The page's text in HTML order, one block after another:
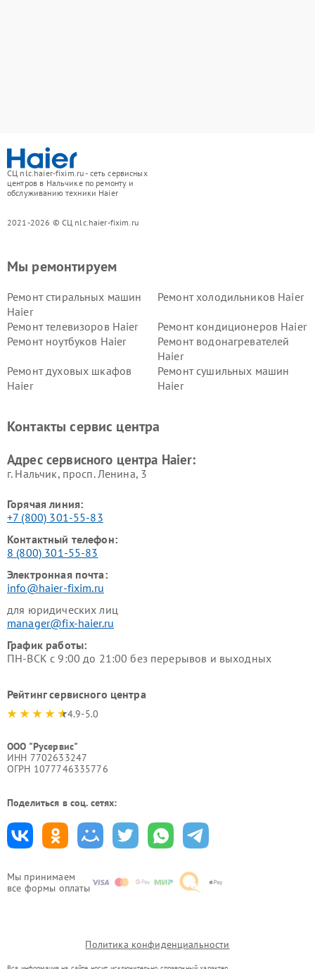
СЦ nlc.haier-fixim.ru - сеть сервисных
центров в Нальчике по ремонту и
обслуживанию техники Haier
2021-2026 © СЦ nlc.haier-fixim.ru
Мы принимаем
все формы оплаты
Мы ремонтируем
Ремонт стиральных машин
Haier
Ремонт холодильников Haier
Ремонт телевизоров Haier
Ремонт кондиционеров Haier
Ремонт ноутбуков Haier
Ремонт водонагревателей
Haier
Ремонт духовых шкафов
Haier
Ремонт сушильных машин
Haier
Ремонт роботов-пылесосов
Ремонт посудомоечных
Контакты сервис центра
Адрес сервисного центра Haier:
г. Нальчик, просп. Ленина, 3
Горячая линия:
+7 (800) 301-55-83
Контактный телефон:
8 (800) 301-55-83
Электронная почта:
info@haier-fixim.ru
для юридических лиц
manager@fix-haier.ru
График работы:
ПН-ВСК с 9:00 до 21:00 без перерывов и выходных
Рейтинг сервисного центра
4.9-5.0
ООО "Русервис"
ИНН 7702633247
ОГРН 1077746335776
Поделиться в соц. сетях:
Политика конфиденциальности